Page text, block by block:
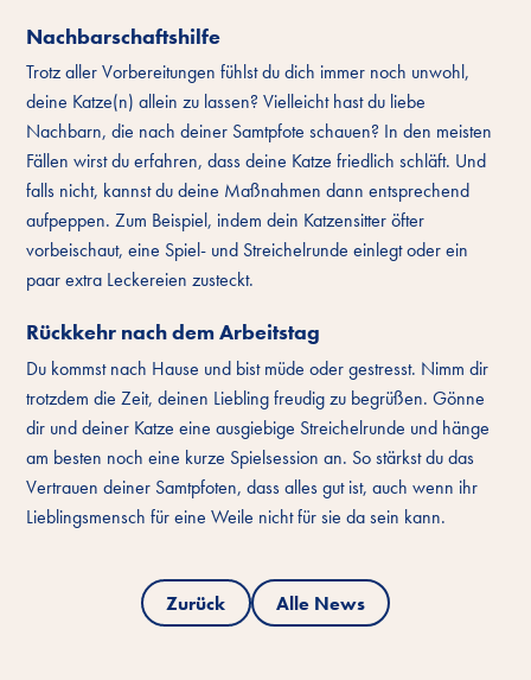
Nachbarschaftshilfe
Trotz aller Vorbereitungen fühlst du dich immer noch unwohl,
deine Katze(n) allein zu lassen? Vielleicht hast du liebe
Nachbarn, die nach deiner Samtpfote schauen? In den meisten
Fällen wirst du erfahren, dass deine Katze friedlich schläft. Und
falls nicht, kannst du deine Maßnahmen dann entsprechend
aufpeppen. Zum Beispiel, indem dein Katzensitter öfter
vorbeischaut, eine Spiel- und Streichelrunde einlegt oder ein
paar extra Leckereien zusteckt.
Rückkehr nach dem Arbeitstag
Du kommst nach Hause und bist müde oder gestresst. Nimm dir
trotzdem die Zeit, deinen Liebling freudig zu begrüßen. Gönne
dir und deiner Katze eine ausgiebige Streichelrunde und hänge
am besten noch eine kurze Spielsession an. So stärkst du das
Vertrauen deiner Samtpfoten, dass alles gut ist, auch wenn ihr
Lieblingsmensch für eine Weile nicht für sie da sein kann.
Zurück Alle News